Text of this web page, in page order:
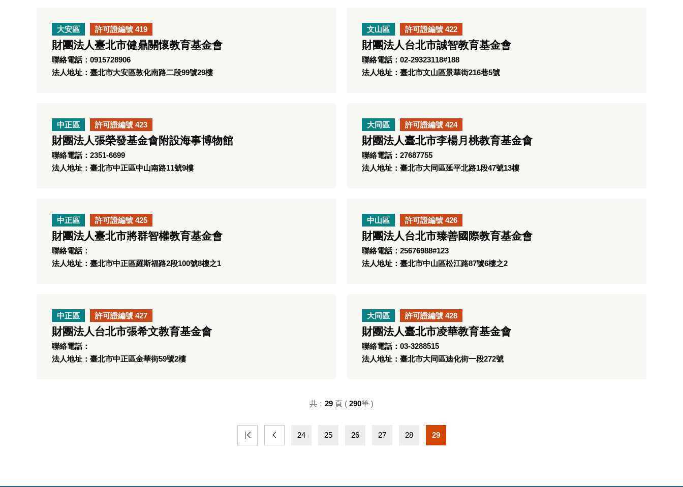
大安區 許可證編號 419
財團法人臺北市健鼎關懷教育基金會
聯絡電話：0915728906
法人地址：臺北市大安區敦化南路二段99號29樓
文山區 許可證編號 422
財團法人台北市誠智教育基金會
聯絡電話：02-29323118#188
法人地址：臺北市文山區景華街216巷5號
中正區 許可證編號 423
財團法人張榮發基金會附設海事博物館
聯絡電話：2351-6699
法人地址：臺北市中正區中山南路11號9樓
大同區 許可證編號 424
財團法人臺北市李楊月桃教育基金會
聯絡電話：27687755
法人地址：臺北市大同區延平北路1段47號13樓
中正區 許可證編號 425
財團法人臺北市將群智權教育基金會
聯絡電話：
法人地址：臺北市中正區羅斯福路2段100號8樓之1
中山區 許可證編號 426
財團法人台北市臻善國際教育基金會
聯絡電話：25676988#123
法人地址：臺北市中山區松江路87號6樓之2
中正區 許可證編號 427
財團法人台北市張希文教育基金會
聯絡電話：
法人地址：臺北市中正區金華街59號2樓
大同區 許可證編號 428
財團法人臺北市凌華教育基金會
聯絡電話：03-3288515
法人地址：臺北市大同區迪化街一段272號
24 25 26 27 28 29
共： 29 頁 ( 290筆 )